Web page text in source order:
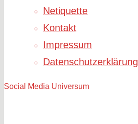
Netiquette
Kontakt
Impressum
Datenschutzerklärung
Social Media Universum